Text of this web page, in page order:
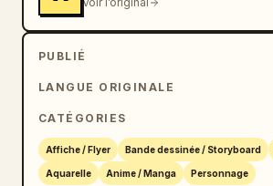
paraître sobre, premium, calme,
sacrée, nostalgique, poétique
cramoisi mêlé de gris, rose
obsidienne profond
Tous les éléments — style,
PUBLIÉ
LANGUE ORIGINALE
CATÉGORIES
Affiche / Flyer Bande dessinée / Storyboard
Aquarelle Anime / Manga Personnage